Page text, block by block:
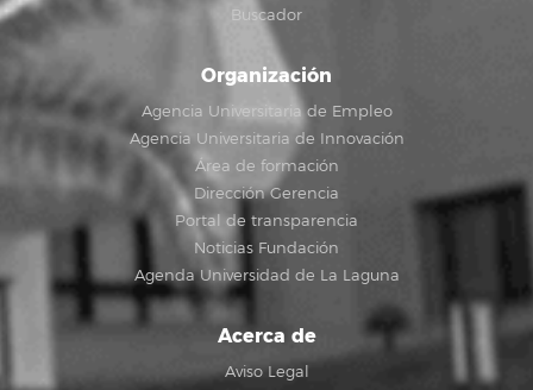
Buscador
Organización
Agencia Universitaria de Empleo
Agencia Universitaria de Innovación
Área de formación
Dirección Gerencia
Portal de transparencia
Noticias Fundación
Agenda Universidad de La Laguna
Acerca de
Aviso Legal